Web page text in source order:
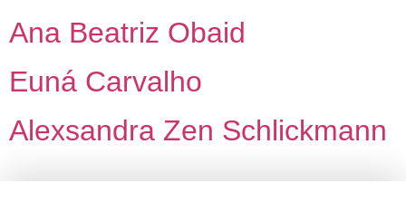
Ana Beatriz Obaid
Euná Carvalho
Alexsandra Zen Schlickmann